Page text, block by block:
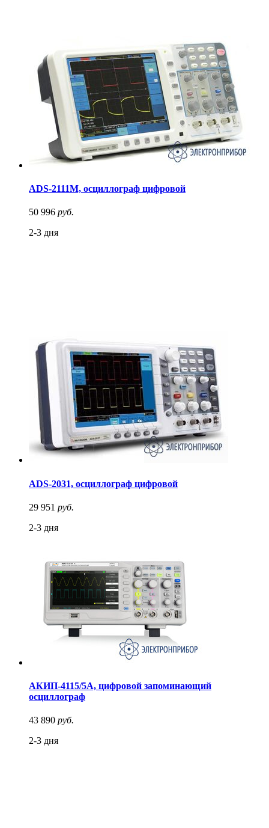
ADS-2111M, осциллограф цифровой
50 996 руб.
2-3 дня
ADS-2031, осциллограф цифровой
29 951 руб.
2-3 дня
АКИП-4115/5А, цифровой запоминающий
осциллограф
43 890 руб.
2-3 дня